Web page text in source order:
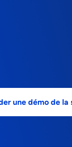
une démo de la